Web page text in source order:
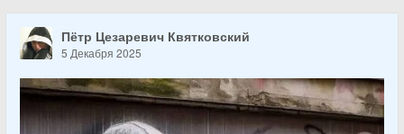
Пётр Цезаревич Квятковский
5 Декабря 2025